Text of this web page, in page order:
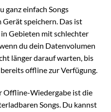
ganz einfach Songs
speichern. Das ist
Gebieten mit schlechter
du dein Datenvolumen
länger darauf warten, bis
offline zur Verfügung.
Offline-Wiedergabe ist die
Songs. Du kannst